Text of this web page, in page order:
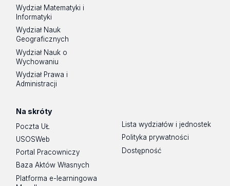
Wydział Matematyki i
Informatyki
Wydział Nauk
Geograficznych
Wydział Nauk o
Wychowaniu
Wydział Prawa i
Administracji
Na skróty
Poczta UŁ
USOSWeb
Portal Pracowniczy
Baza Aktów Własnych
Platforma e-learningowa
Lista wydziałów i jednostek
Polityka prywatności
Dostępność